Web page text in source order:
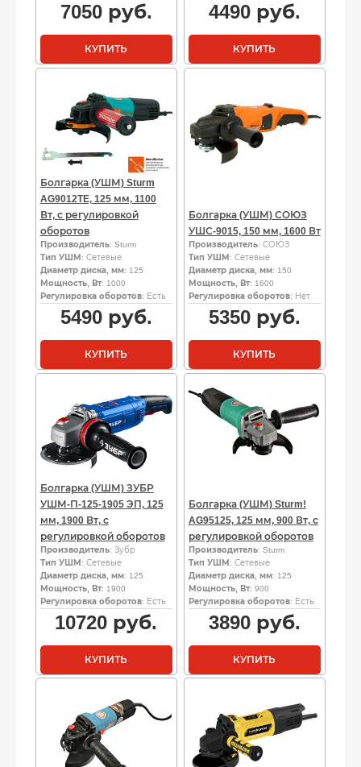
7050руб.
КУПИТЬ
4490руб.
КУПИТЬ
Болгарка (УШМ) Sturm
AG9012TE, 125 мм, 1100
Вт, с регулировкой
оборотов
Производитель: Sturm
Тип УШМ : Сетевые
Диаметр диска, мм: 125
Мощность, Вт: 1000
Регулировка оборотов: Есть
5490руб.
КУПИТЬ
Болгарка (УШМ) СОЮЗ
УШС-9015, 150 мм, 1600 Вт
Производитель: СОЮЗ
Тип УШМ : Сетевые
Диаметр диска, мм: 150
Мощность, Вт: 1600
Регулировка оборотов: Нет
5350руб.
КУПИТЬ
Болгарка (УШМ) ЗУБР
УШМ-П-125-1905 ЭП, 125
мм, 1900 Вт, с
регулировкой оборотов
Производитель: Зубр
Тип УШМ : Сетевые
Диаметр диска, мм: 125
Мощность, Вт: 1900
Регулировка оборотов: Есть
10720 руб.
КУПИТЬ
Болгарка (УШМ) Sturm!
AG95125, 125 мм, 900 Вт, с
регулировкой оборотов
Производитель: Sturm
Тип УШМ : Сетевые
Диаметр диска, мм: 125
Мощность, Вт: 900
Регулировка оборотов: Есть
3890руб.
КУПИТЬ